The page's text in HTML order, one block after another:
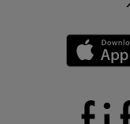
真夏のオフィスカジュアル